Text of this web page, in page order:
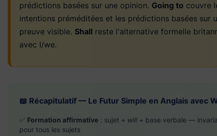
prédictions basées sur une opinion. Going to couvre
intentions préméditées et les prédictions basées sur
preuve visible. Shall reste l'alternative formelle
avec I/we.
📖 Récapitulatif — Le Futur Simple en Anglais avec
✅ Formation affirmative : sujet + will + base verbale —
pour tous les sujets